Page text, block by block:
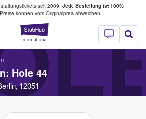
seit 2009. Jede Bestellung ist 100%
können vom Originalpreis abweichen.
StubHub - Wo
& verkaufen
Hole 44
12051